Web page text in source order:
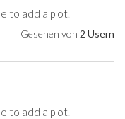
to add a plot.
Gesehen von 2 Usern
to add a plot.